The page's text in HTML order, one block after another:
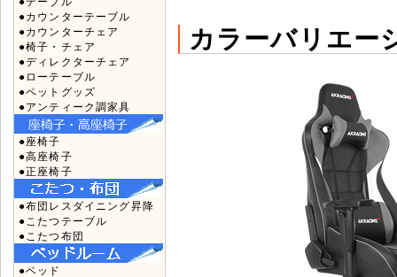
●カウンターテーブル
●カウンターチェア
●椅子・チェア
●ディレクターチェア
●ローテーブル
●ペットグッズ
●アンティーク調家具
●座椅子
●高座椅子
●正座椅子
●布団レスダイニング昇降
●こたつテーブル
●こたつ布団
●ベッド
カラーバリエー